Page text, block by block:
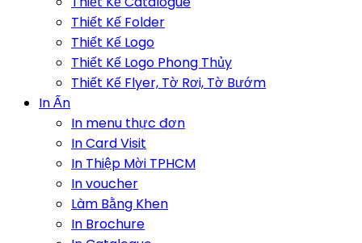
Thiết Kế Folder
Thiết Kế Logo
Thiết Kế Logo Phong Thủy
Thiết Kế Flyer, Tờ Rơi, Tờ Bướm
In Ấn
In menu thực đơn
In Card Visit
In Thiệp Mời TPHCM
In voucher
Làm Bằng Khen
In Brochure